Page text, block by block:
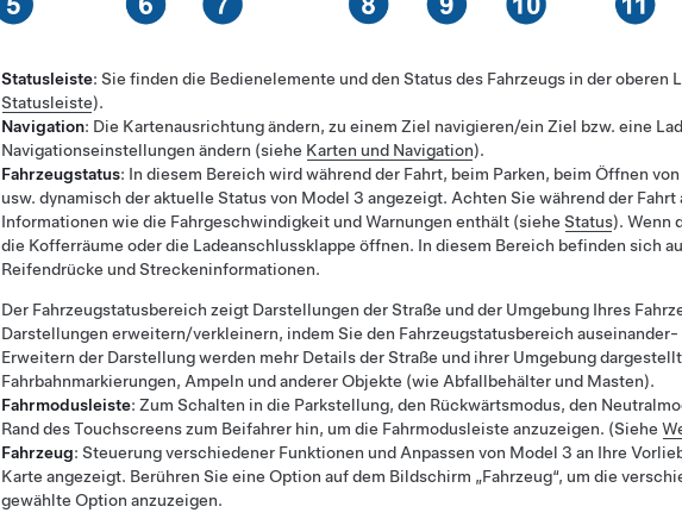
Statusleiste: Sie finden die Bedienelemente und den Status des Fahrzeugs in der oberen
Statusleiste).
Navigation: Die Kartenausrichtung ändern, zu einem Ziel navigieren/ein Ziel bzw. eine
Navigationseinstellungen ändern (siehe Karten und Navigation).
Fahrzeugstatus: In diesem Bereich wird während der Fahrt, beim Parken, beim Öffnen
usw. dynamisch der aktuelle Status von Model 3 angezeigt. Achten Sie während der
Informationen wie die Fahrgeschwindigkeit und Warnungen enthält (siehe Status). Wenn
die Kofferräume oder die Ladeanschlussklappe öffnen. In diesem Bereich befinden sich
Reifendrücke und Streckeninformationen.
Der Fahrzeugstatusbereich zeigt Darstellungen der Straße und der Umgebung Ihres
Darstellungen erweitern/verkleinern, indem Sie den Fahrzeugstatusbereich auseinander-
Erweitern der Darstellung werden mehr Details der Straße und ihrer Umgebung
Fahrbahnmarkierungen, Ampeln und anderer Objekte (wie Abfallbehälter und Masten).
Fahrmodusleiste: Zum Schalten in die Parkstellung, den Rückwärtsmodus, den
Rand des Touchscreens zum Beifahrer hin, um die Fahrmodusleiste anzuzeigen. (Siehe
Fahrzeug: Steuerung verschiedener Funktionen und Anpassen von Model 3 an Ihre
Karte angezeigt. Berühren Sie eine Option auf dem Bildschirm „Fahrzeug“, um die
gewählte Option anzuzeigen.